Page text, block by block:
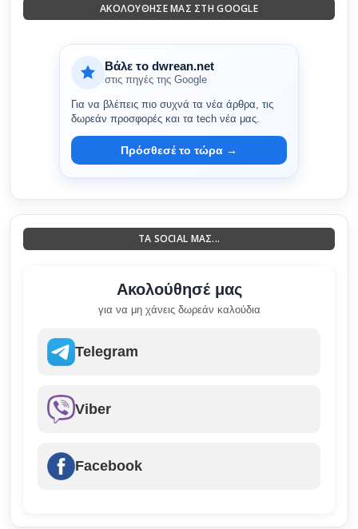
ΑΚΟΛΟΎΘΗΣΈ ΜΑΣ ΣΤΗ GOOGLE
Βάλε το dwrean.net
στις πηγές της Google
Για να βλέπεις πιο συχνά τα νέα άρθρα, τις
δωρεάν προσφορές και τα tech νέα μας.
Πρόσθεσέ το τώρα →
ΤΑ SOCIAL ΜΑΣ...
Ακολούθησέ μας
για να μη χάνεις δωρεάν καλούδια
Telegram
Viber
Facebook